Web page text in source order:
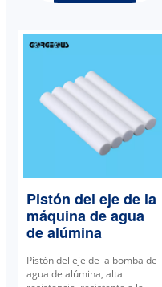
Pistón del eje de la
máquina de agua
de alúmina
Pistón del eje de la bomba de
agua de alúmina, alta